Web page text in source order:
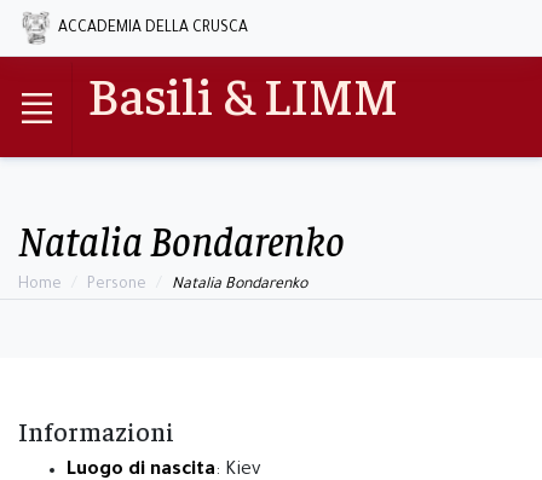
ACCADEMIA DELLA CRUSCA
Basili & LIMM
Natalia Bondarenko
Home Persone Natalia Bondarenko
Informazioni
Luogo di nascita: Kiev